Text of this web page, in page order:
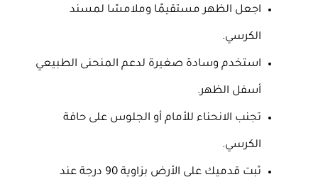
اجعل الظهر مستقيمًا وملامسًا لمسند
الكرسي.
استخدم وسادة صغيرة لدعم المنحنى الطبيعي
أسفل الظهر.
تجنب الانحناء للأمام أو الجلوس على حافة
الكرسي.
ثبت قدميك على الأرض بزاوية 90 درجة عند